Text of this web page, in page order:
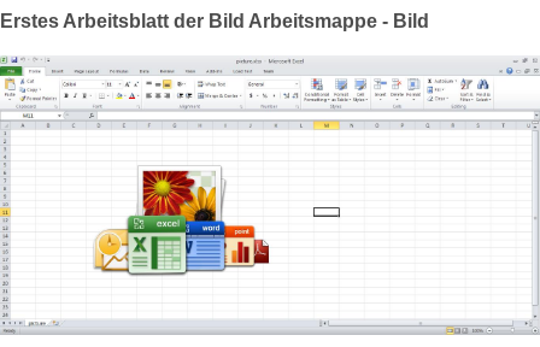
Erstes Arbeitsblatt der Bild Arbeitsmappe - Bild